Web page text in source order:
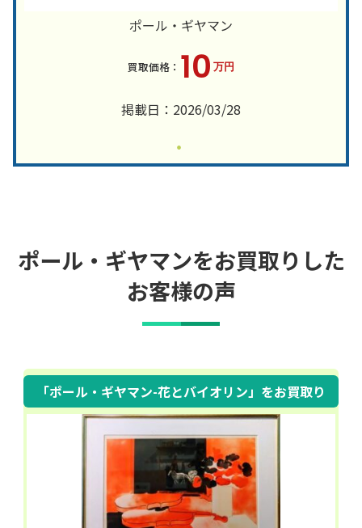
ポール・ギヤマン
10 万円
掲載日：2026/03/28
ポール・ギヤマンをお買取りした
お客様の声
「ポール・ギヤマン-花とバイオリン」 をお買取り